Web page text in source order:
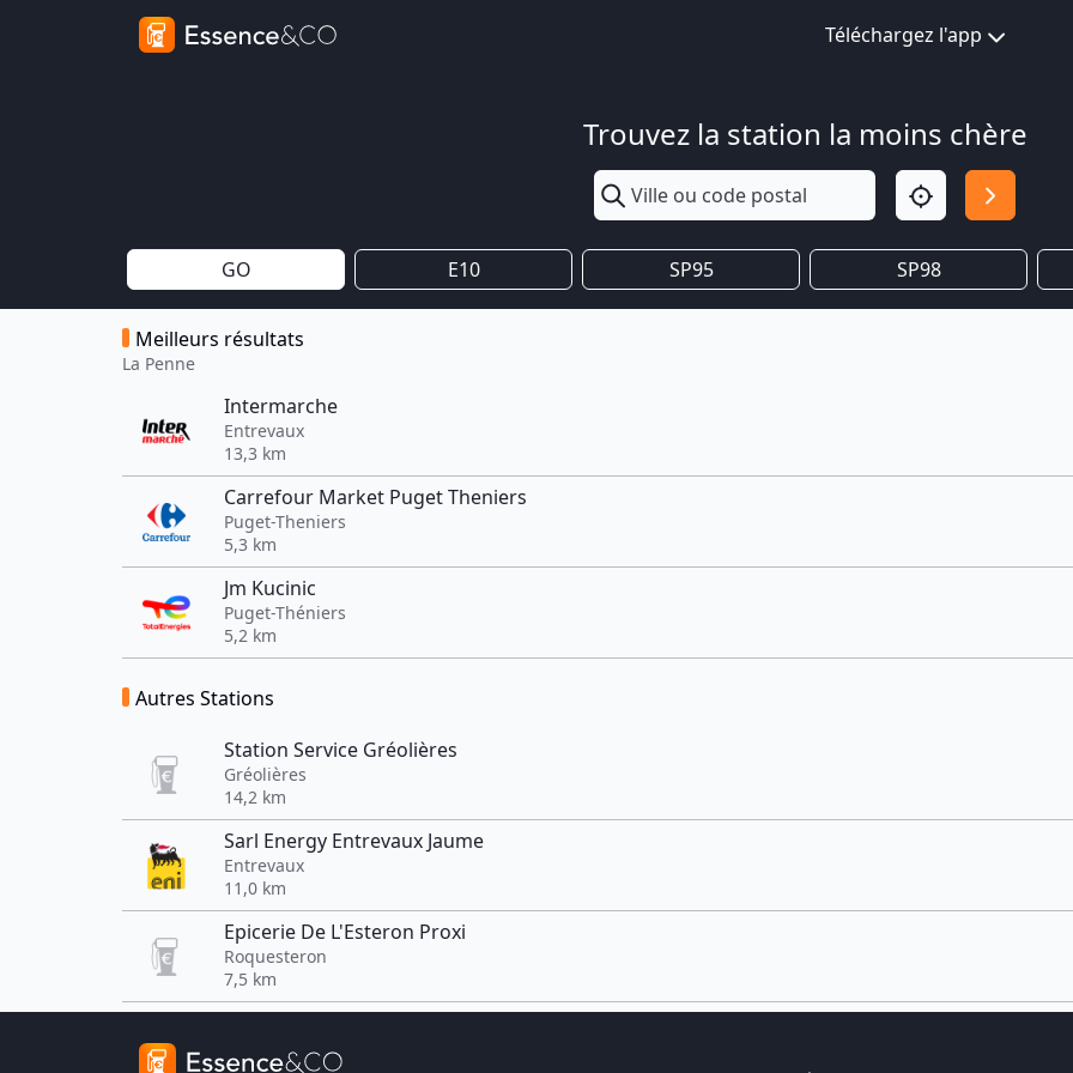
Téléchargez l'app
Trouvez la station la moins chère
GO E10 SP95 SP98
Meilleurs résultats
La Penne
Intermarche
Entrevaux
13,3 km
Carrefour Market Puget Theniers
Puget-Theniers
5,3 km
Jm Kucinic
Puget-Théniers
5,2 km
Autres Stations
Station Service Gréolières
Gréolières
14,2 km
Sarl Energy Entrevaux Jaume
Entrevaux
11,0 km
Epicerie De L'Esteron Proxi
Roquesteron
7,5 km